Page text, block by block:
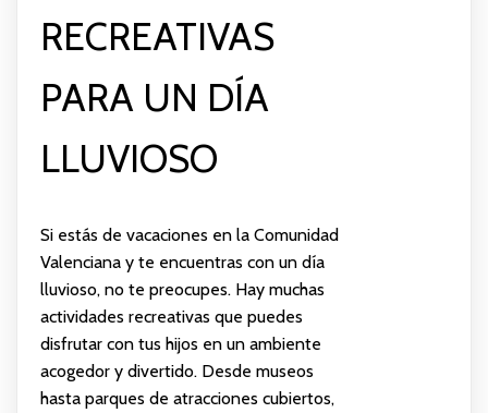
RECREATIVAS
PARA UN DÍA
LLUVIOSO
Si estás de vacaciones en la Comunidad
Valenciana y te encuentras con un día
lluvioso, no te preocupes. Hay muchas
actividades recreativas que puedes
disfrutar con tus hijos en un ambiente
acogedor y divertido. Desde museos
hasta parques de atracciones cubiertos,